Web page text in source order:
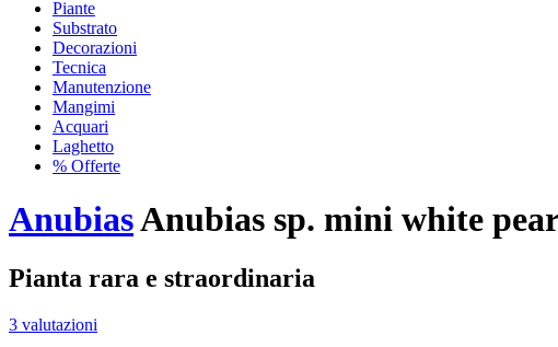
Piante
Substrato
Decorazioni
Tecnica
Manutenzione
Mangimi
Acquari
Laghetto
% Offerte
AnubiasAnubias sp. mini white
Pianta rara e straordinaria
3 valutazioni